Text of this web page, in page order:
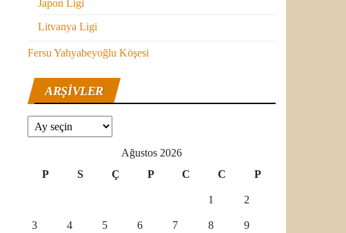
Japon Ligi
Litvanya Ligi
Fersu Yahyabeyoğlu Köşesi
ARŞIVLER
Arşivler
Ağustos 2026
P
S Ç P C C P
1 2
3 4 5 6 7 8 9